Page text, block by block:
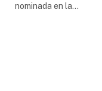
nominada en la…